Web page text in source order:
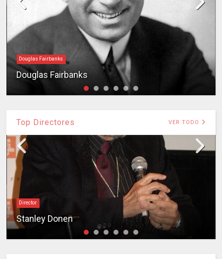
Douglas Fairbanks
Douglas Fairbanks
Top Directores VER TODO
Director
Stanley Donen